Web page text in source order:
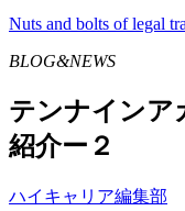
Nuts and bolts of legal
BLOG&NEWS
テンナインア
紹介ー２
ハイキャリア編集部